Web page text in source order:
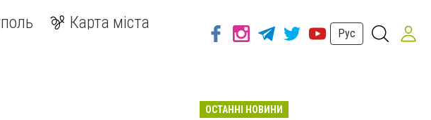
Карта міста
Рус
ОСТАННІ НОВИНИ